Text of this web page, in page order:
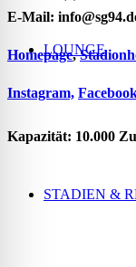
LOUNGE
STADIEN &
E-Mail:
Homepage,
Instagram,
Kapazität: 10.000